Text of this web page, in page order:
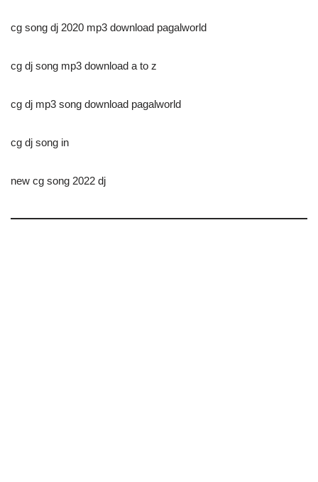
cg song dj 2020 mp3 download pagalworld
cg dj song mp3 download a to z
cg dj mp3 song download pagalworld
cg dj song in
new cg song 2022 dj